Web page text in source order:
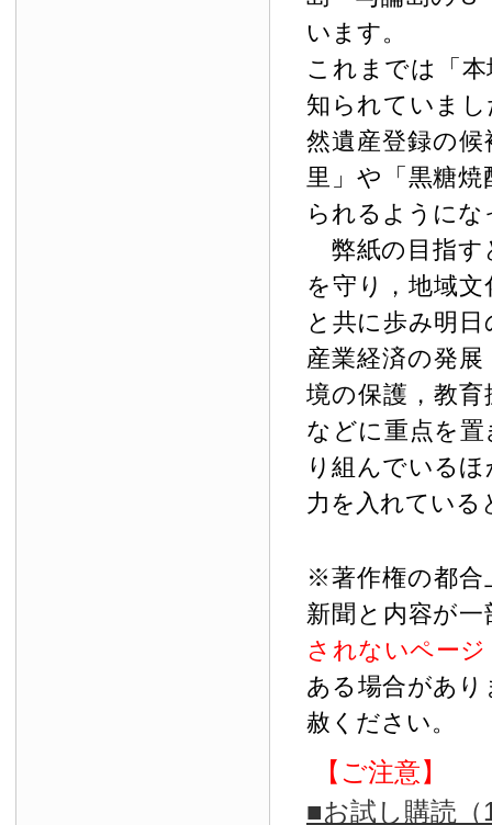
います。
これまでは「
知られていま
然遺産登録の
里」や「黒糖
られるように
弊紙の目指す
を守り，地域
と共に歩み明
産業経済の発
境の保護，教
などに重点を
り組んでいる
力を入れている
※著作権の都合
新聞と内容が
されないペー
ある場合があ
赦ください。
【ご注意】
■お試し購読